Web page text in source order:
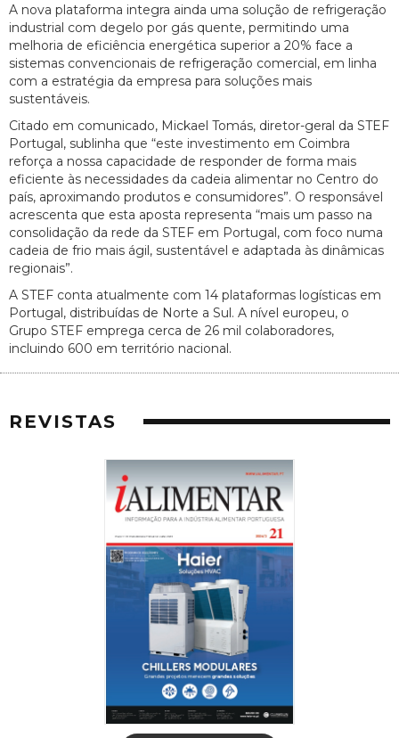
A nova plataforma integra ainda uma solução de refrigeração
industrial com degelo por gás quente, permitindo uma
melhoria de eficiência energética superior a 20% face a
sistemas convencionais de refrigeração comercial, em linha
com a estratégia da empresa para soluções mais
sustentáveis.
Citado em comunicado, Mickael Tomás, diretor-geral da STEF
Portugal, sublinha que “este investimento em Coimbra
reforça a nossa capacidade de responder de forma mais
eficiente às necessidades da cadeia alimentar no Centro do
país, aproximando produtos e consumidores”. O responsável
acrescenta que esta aposta representa “mais um passo na
consolidação da rede da STEF em Portugal, com foco numa
cadeia de frio mais ágil, sustentável e adaptada às dinâmicas
regionais”.
A STEF conta atualmente com 14 plataformas logísticas em
Portugal, distribuídas de Norte a Sul. A nível europeu, o
Grupo STEF emprega cerca de 26 mil colaboradores,
incluindo 600 em território nacional.
REVISTAS